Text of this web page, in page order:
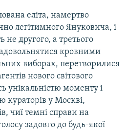
еліта, намертво
легітимного Януковича, і
не другого, а третього
кровними
виборах, перетворилися
нового світового
унікальністю моменту і
кураторів у Москві,
чиї темні справи на
задовго до будь-якої